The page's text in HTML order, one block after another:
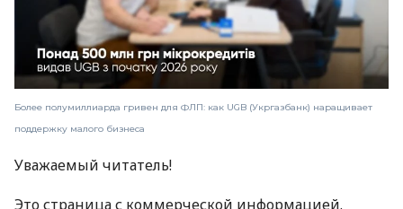
Более полумиллиарда гривен для ФЛП: как UGB (Укргазбанк) наращивает
поддержку малого бизнеса
Уважаемый читатель!
Это страница с коммерческой информацией.